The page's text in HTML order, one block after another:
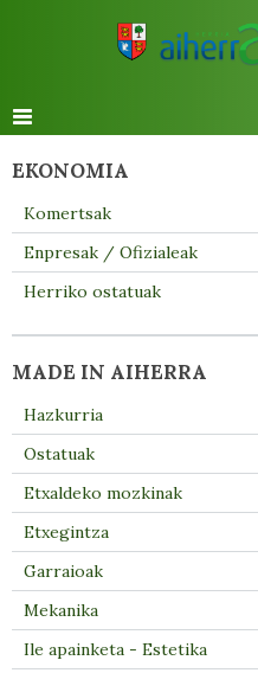
EKONOMIA
Komertsak
Enpresak / Ofizialeak
Herriko ostatuak
MADE IN AIHERRA
Hazkurria
Ostatuak
Etxaldeko mozkinak
Etxegintza
Garraioak
Mekanika
Ile apainketa - Estetika